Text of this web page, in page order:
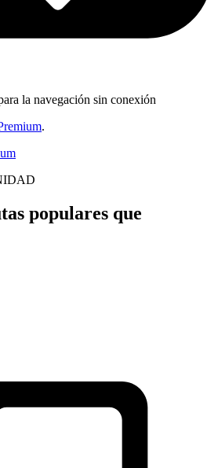
la navegación sin conexión
.
populares que